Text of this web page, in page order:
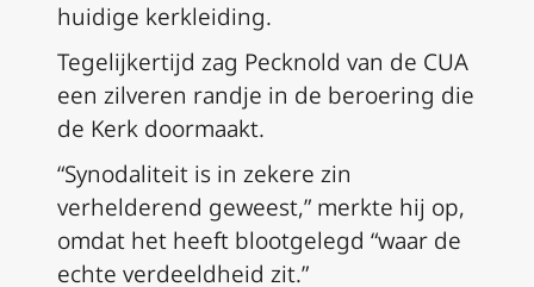
huidige kerkleiding.
Tegelijkertijd zag Pecknold van de CUA
een zilveren randje in de beroering die
de Kerk doormaakt.
“Synodaliteit is in zekere zin
verhelderend geweest,” merkte hij op,
omdat het heeft blootgelegd “waar de
echte verdeeldheid zit.”